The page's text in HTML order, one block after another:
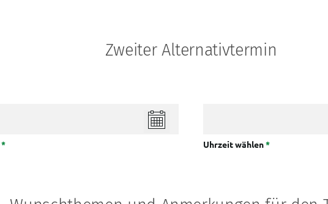
Zweiter Alternativtermin
* Uhrzeit wählen*